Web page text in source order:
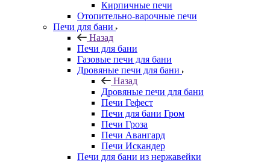
Кирпичные печи
Отопительно-варочные печи
Печи для бани
Назад
Печи для бани
Газовые печи для бани
Дровяные печи для бани
Назад
Дровяные печи для бани
Печи Гефест
Печи для бани Гром
Печи Гроза
Печи Авангард
Печи Искандер
Печи для бани из нержавейки